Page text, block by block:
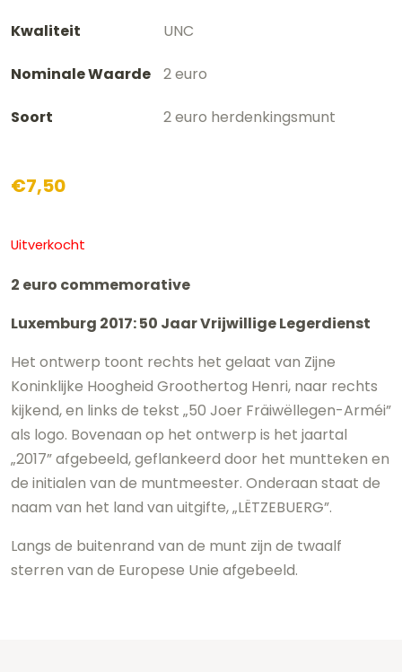
Kwaliteit UNC
Nominale Waarde 2 euro
Soort 2 euro herdenkingsmunt
€7,50
Uitverkocht
2 euro commemorative
Luxemburg 2017: 50 Jaar Vrijwillige Legerdienst
Het ontwerp toont rechts het gelaat van Zijne
Koninklijke Hoogheid Groothertog Henri, naar rechts
kijkend, en links de tekst „50 Joer Fräiwëllegen-Arméi”
als logo. Bovenaan op het ontwerp is het jaartal
„2017” afgebeeld, geflankeerd door het muntteken en
de initialen van de muntmeester. Onderaan staat de
naam van het land van uitgifte, „LËTZEBUERG”.
Langs de buitenrand van de munt zijn de twaalf
sterren van de Europese Unie afgebeeld.